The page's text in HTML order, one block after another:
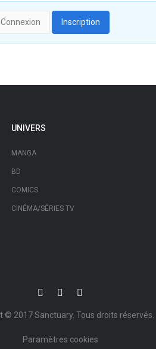
Connexion Inscription
UNIVERS
MANGA
BD
COMICS
CINÉMA/SÉRIES TV
© 2017Sanctuary. Tous droits réservés.
Paramètres cookies